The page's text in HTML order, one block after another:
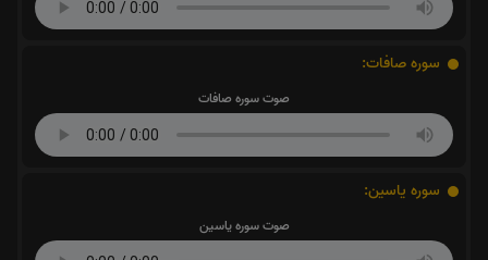
سوره صافات:
صوت سوره صافات
سوره یاسین:
صوت سوره یاسین